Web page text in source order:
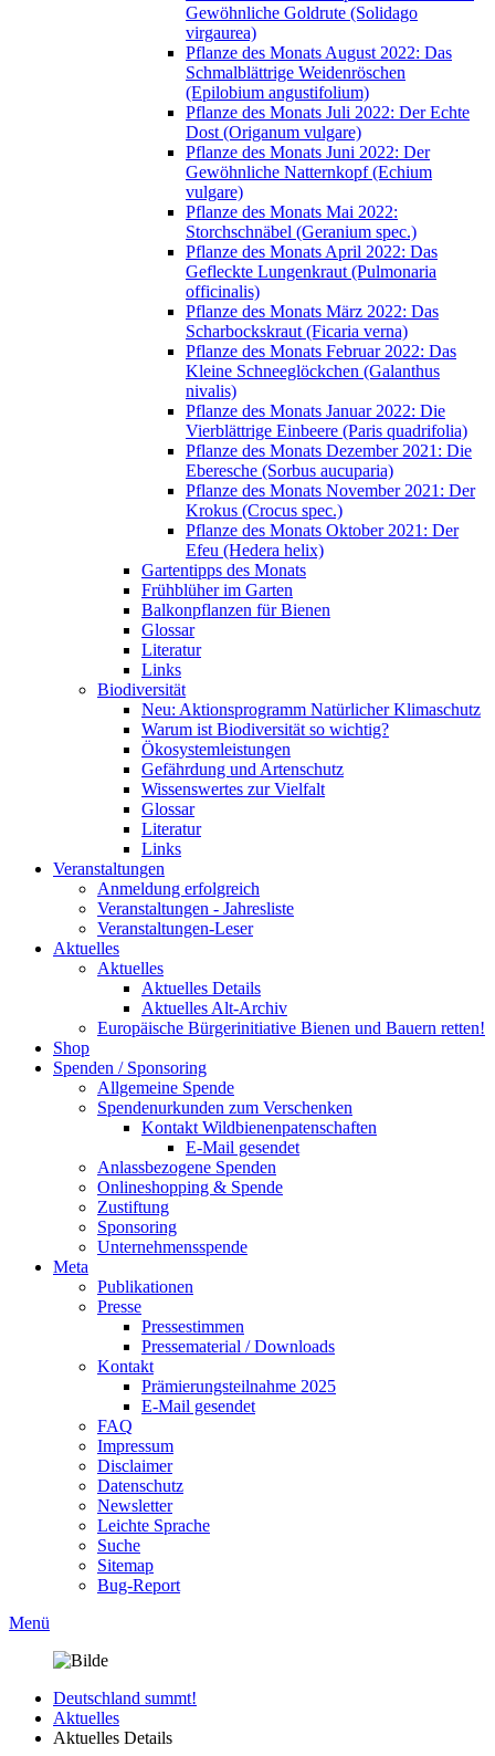
Gewöhnliche Goldrute (Solidago
virgaurea)
Pflanze des Monats August 2022: Das
Schmalblättrige Weidenröschen
(Epilobium angustifolium)
Pflanze des Monats Juli 2022: Der Echte
Dost (Origanum vulgare)
Pflanze des Monats Juni 2022: Der
Gewöhnliche Natternkopf (Echium
vulgare)
Pflanze des Monats Mai 2022:
Storchschnäbel (Geranium spec.)
Pflanze des Monats April 2022: Das
Gefleckte Lungenkraut (Pulmonaria
officinalis)
Pflanze des Monats März 2022: Das
Scharbockskraut (Ficaria verna)
Pflanze des Monats Februar 2022: Das
Kleine Schneeglöckchen (Galanthus
nivalis)
Pflanze des Monats Januar 2022: Die
Vierblättrige Einbeere (Paris quadrifolia)
Pflanze des Monats Dezember 2021: Die
Eberesche (Sorbus aucuparia)
Pflanze des Monats November 2021: Der
Krokus (Crocus spec.)
Pflanze des Monats Oktober 2021: Der
Efeu (Hedera helix)
Gartentipps des Monats
Frühblüher im Garten
Balkonpflanzen für Bienen
Glossar
Literatur
Links
Biodiversität
Neu: Aktionsprogramm Natürlicher Klimaschutz
Warum ist Biodiversität so wichtig?
Ökosystemleistungen
Gefährdung und Artenschutz
Wissenswertes zur Vielfalt
Glossar
Literatur
Links
Veranstaltungen
Anmeldung erfolgreich
Veranstaltungen - Jahresliste
Veranstaltungen-Leser
Aktuelles
Aktuelles
Aktuelles Details
Aktuelles Alt-Archiv
Europäische Bürgerinitiative Bienen und Bauern retten!
Shop
Spenden / Sponsoring
Allgemeine Spende
Spendenurkunden zum Verschenken
Kontakt Wildbienenpatenschaften
E-Mail gesendet
Anlassbezogene Spenden
Onlineshopping & Spende
Zustiftung
Sponsoring
Unternehmensspende
Meta
Publikationen
Presse
Pressestimmen
Pressematerial / Downloads
Kontakt
Prämierungsteilnahme 2025
E-Mail gesendet
FAQ
Impressum
Disclaimer
Datenschutz
Newsletter
Leichte Sprache
Suche
Sitemap
Bug-Report
Menü
Deutschland summt!
Aktuelles
Aktuelles Details